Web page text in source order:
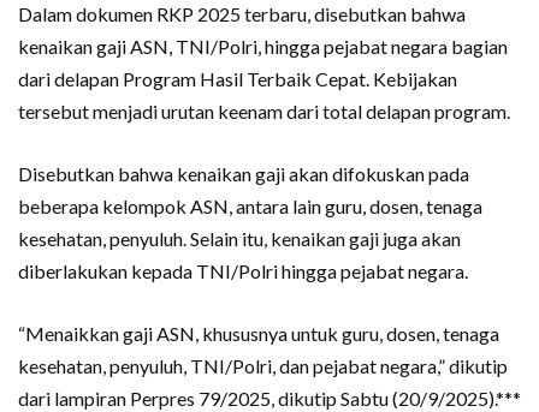
Dalam dokumen RKP 2025 terbaru, disebutkan bahwa
kenaikan gaji ASN, TNI/Polri, hingga pejabat negara bagian
dari delapan Program Hasil Terbaik Cepat. Kebijakan
tersebut menjadi urutan keenam dari total delapan program.
Disebutkan bahwa kenaikan gaji akan difokuskan pada
beberapa kelompok ASN, antara lain guru, dosen, tenaga
kesehatan, penyuluh. Selain itu, kenaikan gaji juga akan
diberlakukan kepada TNI/Polri hingga pejabat negara.
“Menaikkan gaji ASN, khususnya untuk guru, dosen, tenaga
kesehatan, penyuluh, TNI/Polri, dan pejabat negara,” dikutip
dari lampiran Perpres 79/2025, dikutip Sabtu (20/9/2025).***